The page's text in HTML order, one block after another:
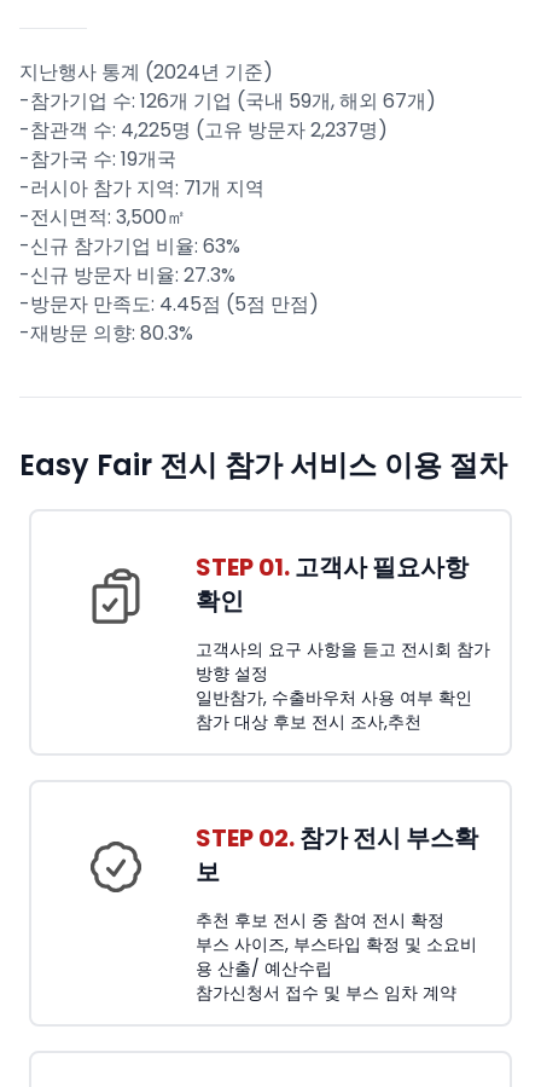
지난행사 통계 (2024년 기준)
-참가기업 수: 126개 기업 (국내 59개, 해외 67개)
-참관객 수: 4,225명 (고유 방문자 2,237명)
-참가국 수: 19개국
-러시아 참가 지역: 71개 지역
-전시면적: 3,500㎡
-신규 참가기업 비율: 63%
-신규 방문자 비율: 27.3%
-방문자 만족도: 4.45점 (5점 만점)
-재방문 의향: 80.3%
Easy Fair 전시 참가 서비스 이용 절차
STEP 01.고객사 필요사항
확인
고객사의 요구 사항을 듣고 전시회 참가
방향 설정
일반참가, 수출바우처 사용 여부 확인
참가 대상 후보 전시 조사,추천
STEP 02.참가 전시 부스확
보
추천 후보 전시 중 참여 전시 확정
부스 사이즈, 부스타입 확정 및 소요비
용 산출/ 예산수립
참가신청서 접수 및 부스 임차 계약